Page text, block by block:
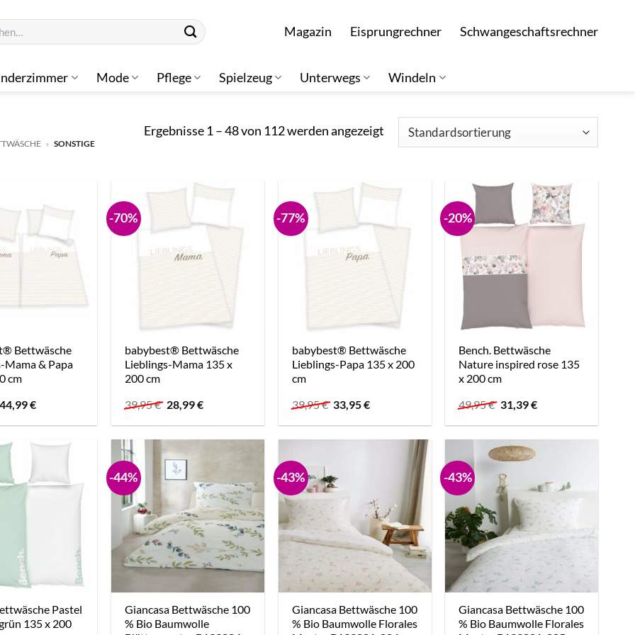
Magazin Eisprungrechner Schwangeschaftsrechner
Mode Pflege Spielzeug Unterwegs Windeln
» SONSTIGE
Ergebnisse 1 – 48 von 112 werden angezeigt
Bettwäsche
Mama & Papa
cm
Ursprünglicher
Preis
44,99€Aktueller
ist:
-70%
babybest® Bettwäsche
Lieblings-Mama 135 x
200 cm
39,95€ Ursprünglicher
Preis
war:
28,99€Aktueller
ist:
-77%
babybest® Bettwäsche
Lieblings-Papa 135 x 200
cm
39,95€ Ursprünglicher
Preis
war:
33,95€Aktueller
ist:
-20%
Bench. Bettwäsche
Nature inspired rose 135
x 200 cm
49,95€ Ursprünglicher
Preis
war:
31,39€Aktueller
ist:
Pastel
135 x 200
-44%
Giancasa Bettwäsche 100
% Bio Baumwolle
-43%
Giancasa Bettwäsche 100
% Bio Baumwolle Florales
-43%
Giancasa Bettwäsche 100
% Bio Baumwolle Florales